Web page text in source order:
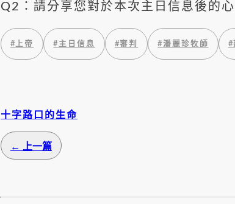
Q2：請分享您對於本次主日信息後的心
# 上帝 #主日信息 #審判 #潘麗珍牧師 #
十字路口的生命
← 上一篇